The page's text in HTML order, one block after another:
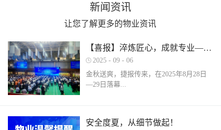
新闻资讯
让您了解更多的物业资讯
【喜报】淬炼匠心，成就专业——西安锦江物业在“锦天物业杯”技能竞赛中斩获佳绩
2025 - 09 - 06
金秋送爽，捷报传来，在2025年8月28日
—29日落幕...
业职业技能竞赛中， 西安锦江物业服务有
安全度夏，从细节做起！